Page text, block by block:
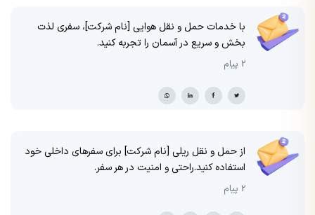
با خدمات حمل و نقل هوایی [نام شرکت]، سفری لذت
بخش و سریع در آسمان را تجربه کنید.
2 پیام
از حمل و نقل ریلی [نام شرکت] برای سفرهای داخلی خود
استفاده کنید.راحتی و امنیت در هر سفر.
2 پیام